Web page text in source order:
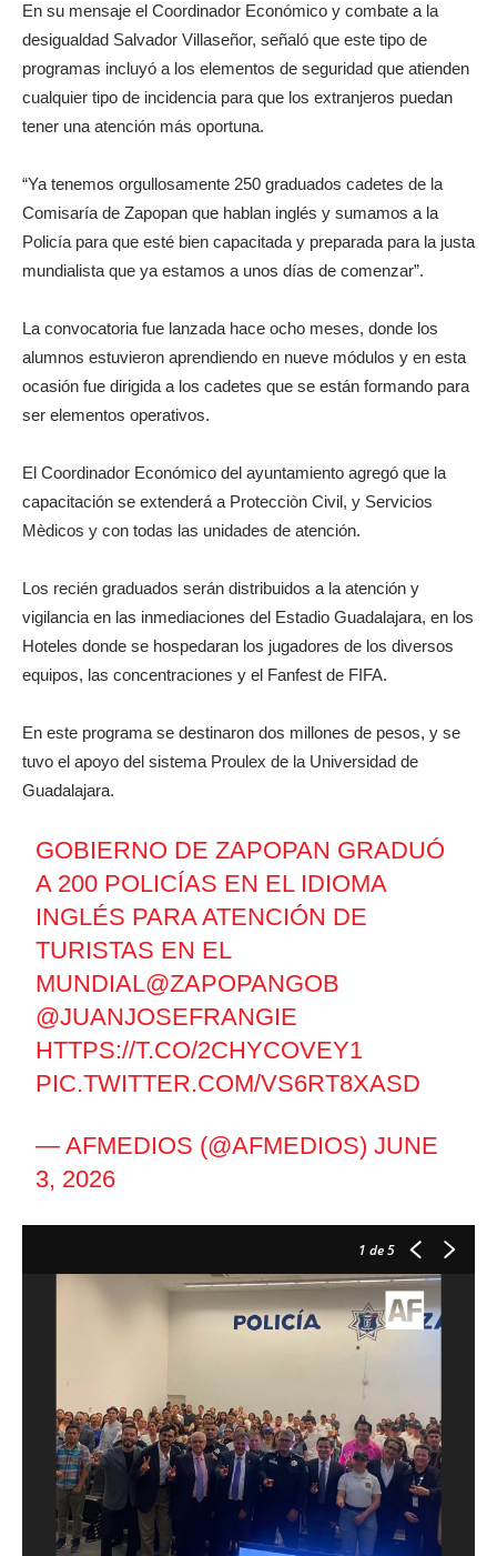
En su mensaje el Coordinador Económico y combate a la
desigualdad Salvador Villaseñor, señaló que este tipo de
programas incluyó a los elementos de seguridad que atienden
cualquier tipo de incidencia para que los extranjeros puedan
tener una atención más oportuna.
“Ya tenemos orgullosamente 250 graduados cadetes de la
Comisaría de Zapopan que hablan inglés y sumamos a la
Policía para que esté bien capacitada y preparada para la justa
mundialista que ya estamos a unos días de comenzar”.
La convocatoria fue lanzada hace ocho meses, donde los
alumnos estuvieron aprendiendo en nueve módulos y en esta
ocasión fue dirigida a los cadetes que se están formando para
ser elementos operativos.
El Coordinador Económico del ayuntamiento agregó que la
capacitación se extenderá a Protecciòn Civil, y Servicios
Mèdicos y con todas las unidades de atención.
Los recién graduados serán distribuidos a la atención y
vigilancia en las inmediaciones del Estadio Guadalajara, en los
Hoteles donde se hospedaran los jugadores de los diversos
equipos, las concentraciones y el Fanfest de FIFA.
En este programa se destinaron dos millones de pesos, y se
tuvo el apoyo del sistema Proulex de la Universidad de
Guadalajara.
GOBIERNO DE ZAPOPAN GRADUÓ
A 200 POLICÍAS EN EL IDIOMA
INGLÉS PARA ATENCIÓN DE
TURISTAS EN EL
MUNDIAL@ZAPOPANGOB
@JUANJOSEFRANGIE
HTTPS://T.CO/2CHYCOVEY1
PIC.TWITTER.COM/VS6RT8XASD
— AFMEDIOS (@AFMEDIOS)JUNE
3, 2026
1 de 5